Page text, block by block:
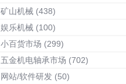
矿山机械 (438)
娱乐机械 (100)
小百货市场 (299)
五金机电轴承市场 (702)
网站/软件研发 (50)